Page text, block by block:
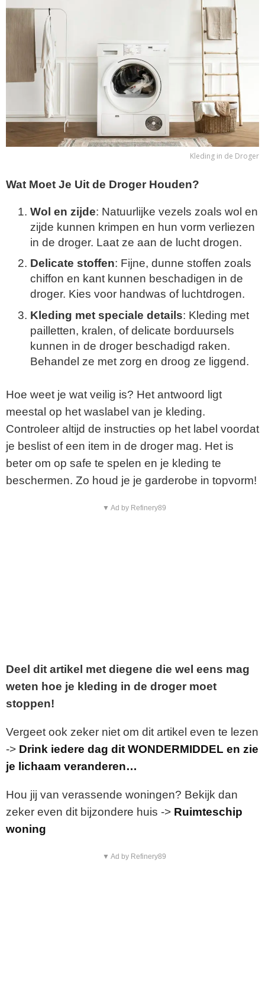
Kleding in de Droger
Wat Moet Je Uit de Droger Houden?
Wol en zijde: Natuurlijke vezels zoals wol en
zijde kunnen krimpen en hun vorm verliezen
in de droger. Laat ze aan de lucht drogen.
Delicate stoffen: Fijne, dunne stoffen zoals
chiffon en kant kunnen beschadigen in de
droger. Kies voor handwas of luchtdrogen.
Kleding met speciale details: Kleding met
pailletten, kralen, of delicate borduursels
kunnen in de droger beschadigd raken.
Behandel ze met zorg en droog ze liggend.
Hoe weet je wat veilig is? Het antwoord ligt
meestal op het waslabel van je kleding.
Controleer altijd de instructies op het label voordat
je beslist of een item in de droger mag. Het is
beter om op safe te spelen en je kleding te
beschermen. Zo houd je je garderobe in topvorm!
▼ Ad by Refinery89
Deel dit artikel met diegene die wel eens mag
weten hoe je kleding in de droger moet
stoppen!
Vergeet ook zeker niet om dit artikel even te lezen
-> Drink iedere dag dit WONDERMIDDEL en zie
je lichaam veranderen…
Hou jij van verassende woningen? Bekijk dan
zeker even dit bijzondere huis -> Ruimteschip
woning
▼ Ad by Refinery89